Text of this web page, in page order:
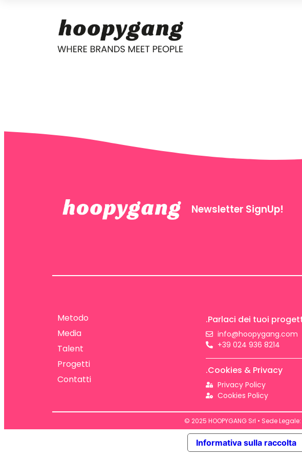
Newsletter SignUp!
Metodo
Media
Talent
Progetti
Contatti
.Parlaci dei tuoi
info@hoopygang.com
+39 024 936 8214
.Cookies & Privacy
Privacy Policy
Cookies Policy
© 2025 HOOPYGANG Srl • Sede
Informativa sulla raccolta